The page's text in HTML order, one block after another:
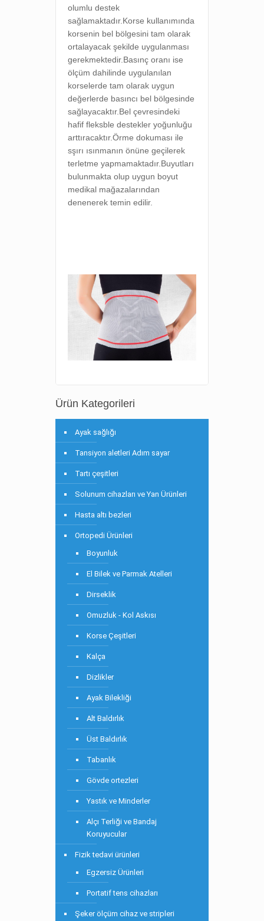
olumlu destek
sağlamaktadır.Korse kullanımında
korsenin bel bölgesini tam olarak
ortalayacak şekilde uygulanması
gerekmektedir.Basınç oranı ise
ölçüm dahilinde uygulanılan
korselerde tam olarak uygun
değerlerde basıncı bel bölgesinde
sağlayacaktır.Bel çevresindeki
hafif fleksble destekler yoğunluğu
arttıracaktır.Örme dokuması ile
sşırı ısınmanın önüne geçilerek
terletme yapmamaktadır.Buyutları
bulunmakta olup uygun boyut
medikal mağazalarından
denenerek temin edilir.
Ürün Kategorileri
Ayak sağlığı
Tansiyon aletleri Adım sayar
Tartı çeşitleri
Solunum cihazları ve Yan Ürünleri
Hasta altı bezleri
Ortopedi Ürünleri
Boyunluk
El Bilek ve Parmak Atelleri
Dirseklik
Omuzluk - Kol Askısı
Korse Çeşitleri
Kalça
Dizlikler
Ayak Bilekliği
Alt Baldırlık
Üst Baldırlık
Tabanlık
Gövde ortezleri
Yastık ve Minderler
Alçı Terliği ve Bandaj
Koruyucular
Fizik tedavi ürünleri
Egzersiz Ürünleri
Portatif tens cihazları
Şeker ölçüm cihaz ve stripleri